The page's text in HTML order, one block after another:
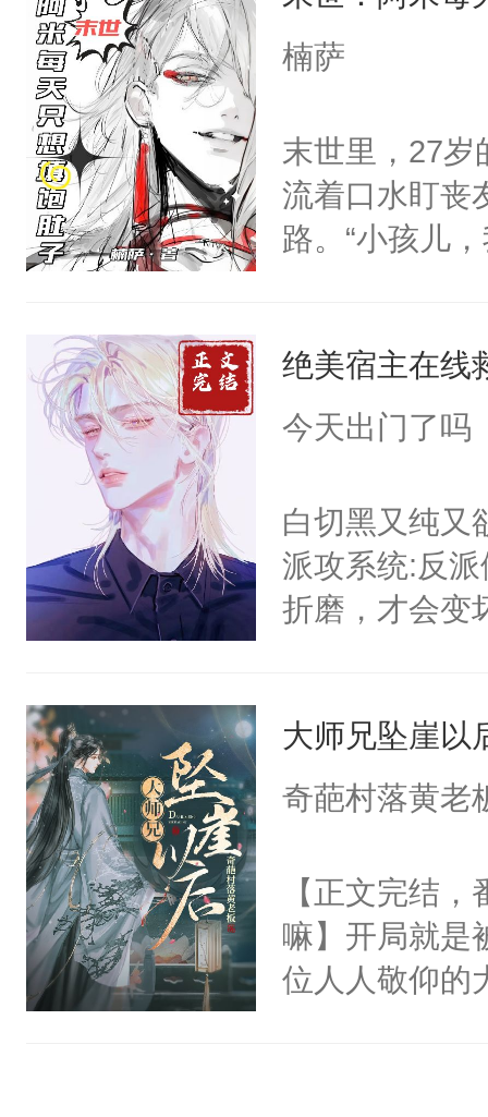
夜祁砚清缩在
了。”祁砚清
死。”.祁砚清
什么不能是他
次死都不想输
谁？”“楚星你
以朝的注视
了，最后一次
塞。陆以朝痛
以朝啊，我来
距，抓着乱
【非渣攻贱受
洁，先虐后甜
楠萨
末世里，27岁
流着口水盯
路。“小孩儿
知）“好、好
只要他不杀
脖子时，阿
笑：“对，想
得及吗？（
每天用牛奶
斗力爆表只
大的异能者攻
绝美宿主在线
今天出门了吗
白切黑又纯又
派攻系统:反
折磨，才会变
缓行驶在柏油
郁白淡漠的收
立的小白杨
后。系统:好
呵。后来——
里:“宝贝，我
大师兄坠崖以
奇葩村落黄老
【正文完结
嘛】开局就是
位人人敬仰的